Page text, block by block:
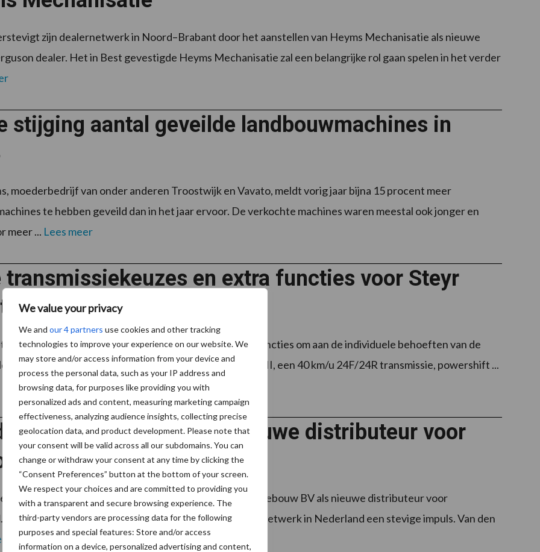
We value your privacy
We and our 4 partners use cookies and other tracking
technologies to improve your experience on our website. We
may store and/or access information from your device and
process the personal data, such as your IP address and
browsing data, for purposes like providing you with
personalized ads and content, measuring marketing campaign
effectiveness, analyzing audience insights, collecting precise
geolocation data, and product development. Please note that
your consent will be valid across all our subdomains. You can
change or withdraw your consent at any time by clicking the
“Consent Preferences” button at the bottom of your screen.
We respect your choices and are committed to providing you
with a transparent and secure browsing experience. The
third-party vendors are processing data for the following
purposes and special features: Store and/or access
information on a device, personalized advertising and content,
zijn dealernetwerk in Noord–Brabant door het aanstellen van Heyms Mechanisatie als nieuwe
dealer. Het in Best gevestigde Heyms Mechanisatie zal een belangrijke rol gaan spelen in het verder
stijging aantal geveilde landbouwmachines in
moederbedrijf van onder anderen Troostwijk en Vavato, meldt vorig jaar bijna 15 procent meer
te hebben geveild dan in het jaar ervoor. De verkochte machines waren meestal ook jonger en
meer ... Lees meer
transmissiekeuzes en extra functies voor Steyr
hebben nu twee transmissiekeuzes en extra functies om aan de individuele behoeften van de
De Plus is vorig jaar geïntroduceerd met S-Control II, een 40 km/u 24F/24R transmissie, powershift ...
Broek Mechanisatie nieuwe distributeur voor
in Nederland
verwelkomt Van den Broek Mechanisatie en Machinebouw BV als nieuwe distributeur voor
Met deze strategische samenwerking krijgt het Merlo-netwerk in Nederland een stevige impuls. Van den
meer